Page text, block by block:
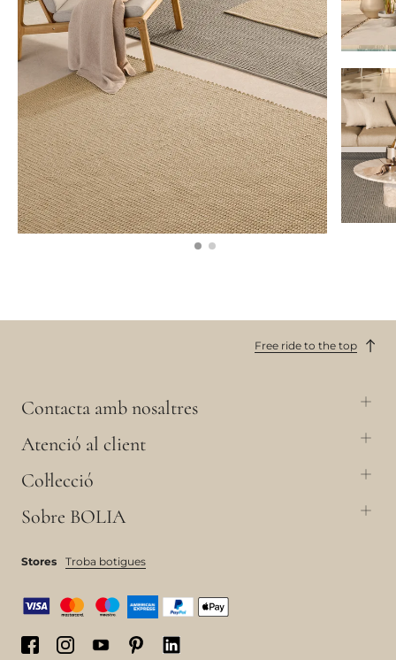
Free ride to the top
Contacta amb nosaltres
Atenció al client
Col·lecció
Sobre BOLIA
Stores Troba botigues